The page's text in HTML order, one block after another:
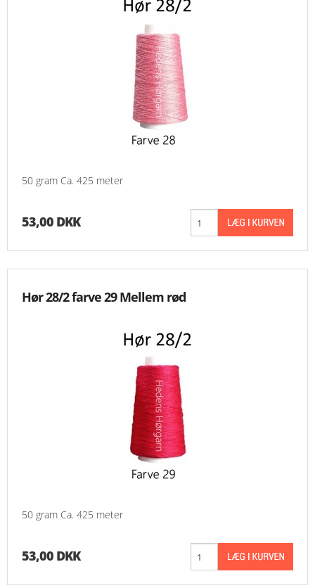
50 gram Ca. 425 meter
53,00 DKK
Hør 28/2 farve 29 Mellem rød
50 gram Ca. 425 meter
53,00 DKK